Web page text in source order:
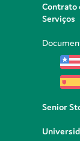
Contrato
Serviços
Senior